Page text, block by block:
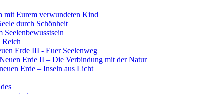
mit Eurem verwundeten Kind
durch Schönheit
Seelenbewusstsein
Reich
Erde III - Euer Seelenweg
Erde II – Die Verbindung mit der Natur
Erde – Inseln aus Licht